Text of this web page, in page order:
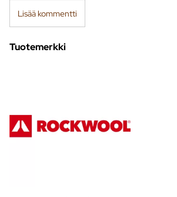
Lisää kommentti
Tuotemerkki